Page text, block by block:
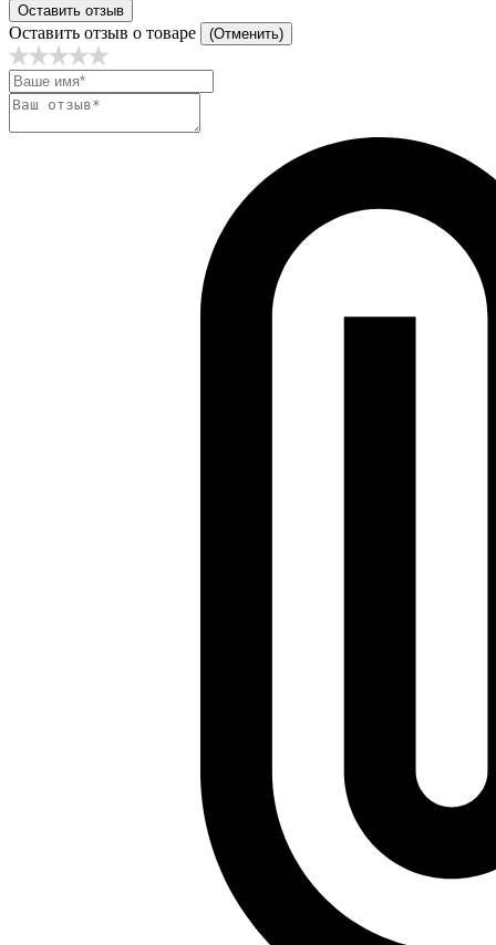
Оставить отзыв
Оставить отзыв о товаре (Отменить)